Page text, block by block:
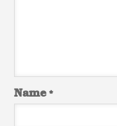
Name*